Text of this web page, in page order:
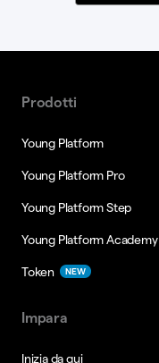
Prodotti
Young Platform
Young Platform Pro
Young Platform Step
Young Platform Academy
Token NEW
Impara
Inizia da qui